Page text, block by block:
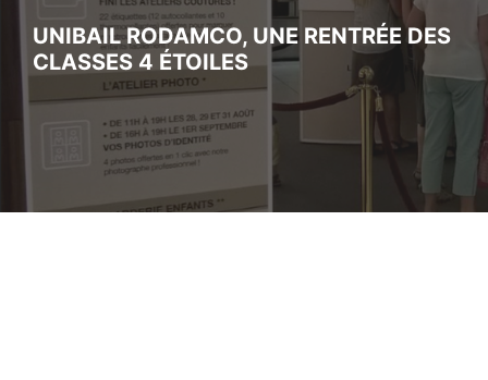
UNIBAIL RODAMCO, UNE RENTRÉE DES
CLASSES 4 ÉTOILES